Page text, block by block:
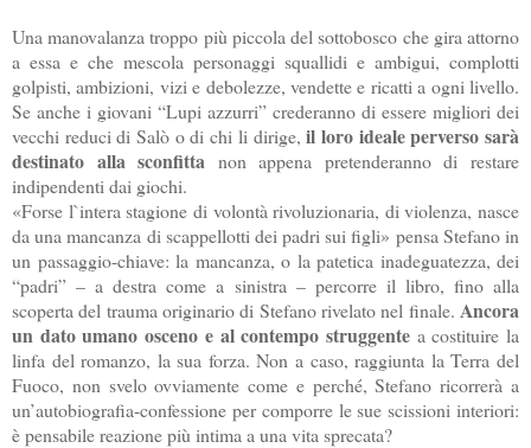
Una manovalanza troppo più piccola del sottobosco che gira attorno
a essa e che mescola personaggi squallidi e ambigui, complotti
golpisti, ambizioni, vizi e debolezze, vendette e ricatti a ogni livello.
Se anche i giovani “Lupi azzurri” crederanno di essere migliori dei
vecchi reduci di Salò o di chi li dirige,il loro ideale perverso sarà
destinato alla sconfitta non appena pretenderanno di restare
indipendenti dai giochi.
«Forse l`intera stagione di volontà rivoluzionaria, di violenza, nasce
da una mancanza di scappellotti dei padri sui figli» pensa Stefano in
un passaggio-chiave: la mancanza, o la patetica inadeguatezza, dei
“padri” – a destra come a sinistra – percorre il libro, fino alla
scoperta del trauma originario di Stefano rivelato nel finale. Ancora
un dato umano osceno e al contempo struggentea costituire la
linfa del romanzo, la sua forza. Non a caso, raggiunta la Terra del
Fuoco, non svelo ovviamente come e perché, Stefano ricorrerà a
un’autobiografia-confessione per comporre le sue scissioni interiori:
è pensabile reazione più intima a una vita sprecata?